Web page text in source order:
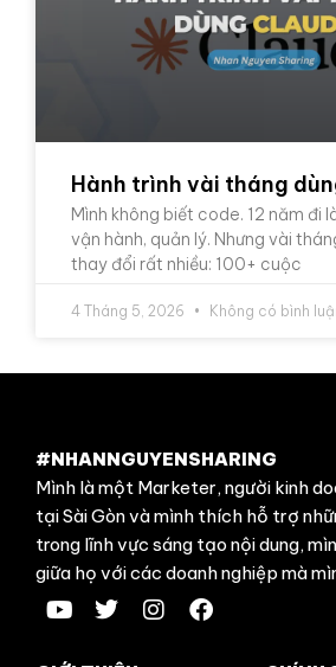
Hành trình vài tháng
Mình không biết code. 12 năm đi
vận hành, quản lý. Nhưng vài
thay đổi rất nhiều: 100+ cuộc
4 Tháng 5, 2026 Không có bình
#NHANNGUYENSHARING
Mình là một Marketer, người kinh
tại Sài Gòn và mình thích hỗ trợ
trong lĩnh vực sáng tạo nội dung,
giữa họ với các doanh nghiệp mà